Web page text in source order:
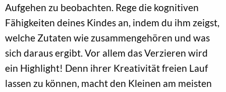
Aufgehen zu beobachten. Rege die kognitiven
Fähigkeiten deines Kindes an, indem du ihm zeigst,
welche Zutaten wie zusammengehören und was
sich daraus ergibt. Vor allem das Verzieren wird
ein Highlight! Denn ihrer Kreativität freien Lauf
lassen zu können, macht den Kleinen am meisten